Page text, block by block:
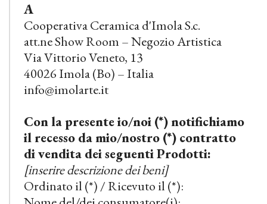
A
Cooperativa Ceramica d'Imola S.c.
att.ne Show Room – Negozio Artistica
Via Vittorio Veneto, 13
40026 Imola (Bo) – Italia
info@imolarte.it
Con la presente io/noi (*) notifichiamo
il recesso da mio/nostro (*) contratto
di vendita dei seguenti Prodotti:
[inserire descrizione dei beni]
Ordinato il (*) / Ricevuto il (*):